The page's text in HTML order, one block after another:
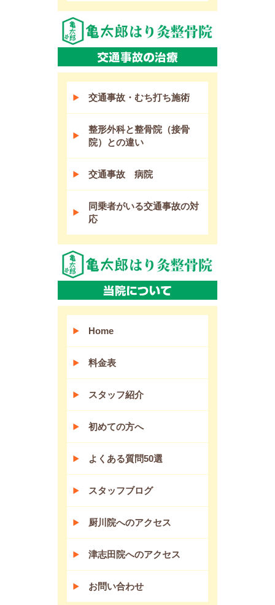
交通事故・むち打ち施術
整形外科と整骨院（接骨
院）との違い
交通事故 病院
同乗者がいる交通事故の対
応
Home
料金表
スタッフ紹介
初めての方へ
よくある質問50選
スタッフブログ
厨川院へのアクセス
津志田院へのアクセス
お問い合わせ